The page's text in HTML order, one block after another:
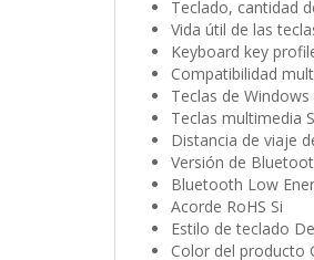
Teclado, cantidad
Vida útil de las
Keyboard key
Compatibilidad
Teclas de Windows
Teclas multimedia
Distancia de viaje
Versión de
Bluetooth Low
Acorde RoHS Si
Estilo de teclado
Color del producto